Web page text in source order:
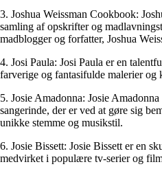
3. Joshua Weissman Cookbook:
samling af opskrifter og
madblogger og forfatter, Joshua
4. Josi Paula: Josi Paula er en
farverige og fantasifulde malerier og
5. Josie Amadonna: Josie
sangerinde, der er ved at gøre sig
unikke stemme og musikstil.
6. Josie Bissett: Josie Bissett er en
medvirket i populære tv-serier og